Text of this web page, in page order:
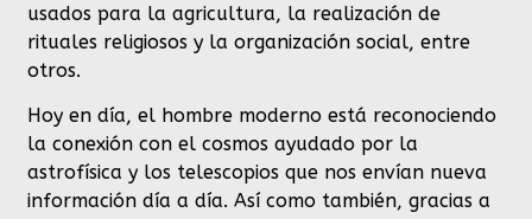
usados para la agricultura, la realización de
rituales religiosos y la organización social, entre
otros.
Hoy en día, el hombre moderno está reconociendo
la conexión con el cosmos ayudado por la
astrofísica y los telescopios que nos envían nueva
información día a día. Así como también, gracias a